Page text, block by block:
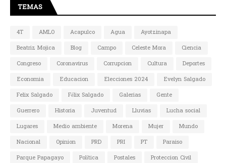
TEMAS
4T AMLO Acapulco Agua
Ayotzinapa
Beatriz Mojica
Blog Campo Celeste Mora
Ciencia
Congreso
Coronavirus Corrupcion Cultura
Deportes
Economia
Educacion Elecciones 2024
Evelyn Salgado
Felix Salgado
Félix Salgado Galerias
Gente
Guerrero
Historia Juventud Lluvias
Lucha social
Lugares
Medio ambiente Morena Mujer
Mundo
Nacional
Opinion PRD PRI PT
Paraiso
Parque Papagayo
Política Postales
Proteccion Civil